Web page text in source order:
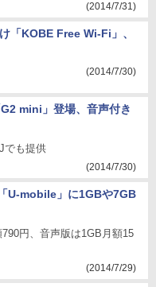
(2014/7/31)
「KOBE Free Wi-Fi」、
(2014/7/30)
mini」登場、音声付き
も提供
(2014/7/30)
U-mobile」に1GBや7GB
円、音声版は1GB月額15
(2014/7/29)